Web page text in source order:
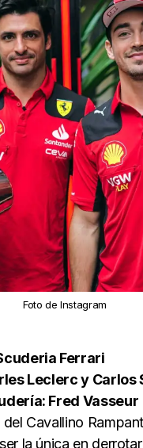
Foto de Instagram
Ferrari
Leclerc y Carlos
Fred Vasseur
Cavallino
la única en